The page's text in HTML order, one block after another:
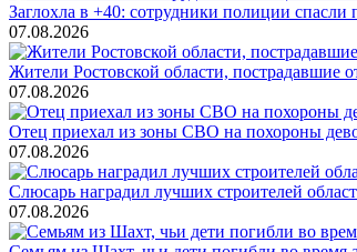
Заглохла в +40: сотрудники полиции
07.08.2026
Жители Ростовской области, пострадавшие
07.08.2026
Отец приехал из зоны СВО на похороны
07.08.2026
Слюсарь наградил лучших строителей
07.08.2026